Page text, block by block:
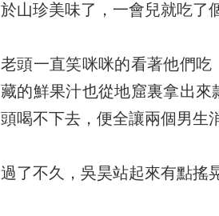
於山珍美味了，一會兒就吃了
老頭一直笑咪咪的看著他們
藏的鮮果汁也從地窟裏拿出
頭喝不下去，便全讓兩個男生
過了不久，吳昊站起來有點搖